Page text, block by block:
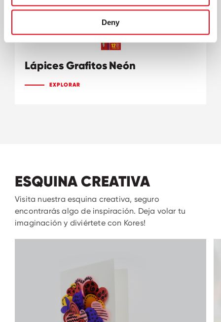
Deny
Lápices Grafitos Neón
EXPLORAR
ESQUINA CREATIVA
Visita nuestra esquina creativa, seguro
encontrarás algo de inspiración. Deja volar tu
imaginación y diviértete con Kores!